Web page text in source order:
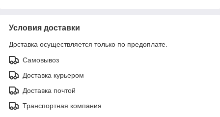
Условия доставки
Доставка осуществляется только по предоплате.
Самовывоз
Доставка курьером
Доставка почтой
Транспортная компания